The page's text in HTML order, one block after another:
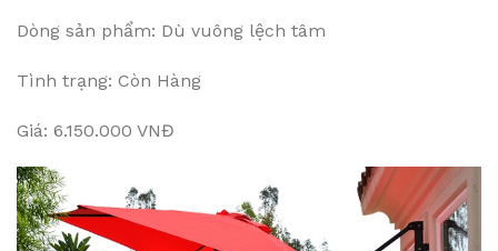
Dòng sản phẩm: Dù vuông lệch tâm
Tình trạng: Còn Hàng
Giá: 6.150.000 VNĐ